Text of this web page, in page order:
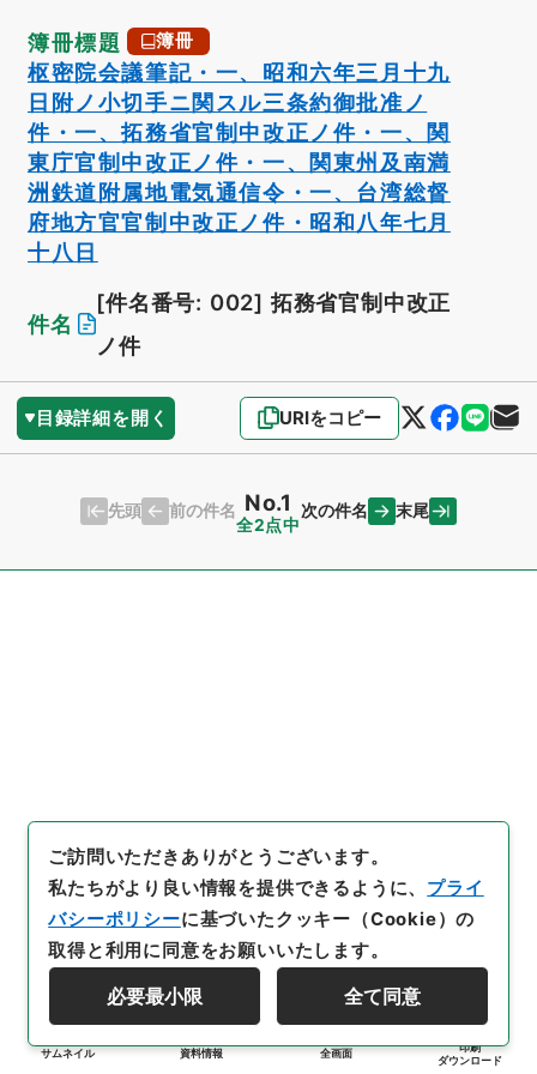
簿冊標題 簿冊
枢密院会議筆記・一、昭和六年三月十九
日附ノ小切手ニ関スル三条約御批准ノ
件・一、拓務省官制中改正ノ件・一、関
東庁官制中改正ノ件・一、関東州及南満
洲鉄道附属地電気通信令・一、台湾総督
府地方官官制中改正ノ件・昭和八年七月
十八日
件名
[件名番号: 002] 拓務省官制中改正
ノ件
目録詳細を開く URIをコピー
先頭 前の件名 No.1
全2点中
次の件名 末尾
サムネイル 資料情報 全画面
印刷
ダウンロード
ご訪問いただきありがとうございます。
私たちがより良い情報を提供できるように、 プライ
バシーポリシーに基づいたクッキー（Cookie）の
取得と利用に同意をお願いいたします。
必要最小限 全て同意